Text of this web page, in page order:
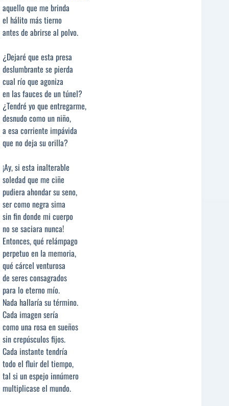
aquello que me brinda
el hálito más tierno
antes de abrirse al polvo.
¿Dejaré que esta presa
deslumbrante se pierda
cual río que agoniza
en las fauces de un túnel?
¿Tendré yo que entregarme,
desnudo como un niño,
a esa corriente impávida
que no deja su orilla?
¡Ay, si esta inalterable
soledad que me ciñe
pudiera ahondar su seno,
ser como negra sima
sin fin donde mi cuerpo
no se saciara nunca!
Entonces, qué relámpago
perpetuo en la memoria,
qué cárcel venturosa
de seres consagrados
para lo eterno mío.
Nada hallaría su término.
Cada imagen sería
como una rosa en sueños
sin crepúsculos fijos.
Cada instante tendría
todo el fluir del tiempo,
tal si un espejo innúmero
multiplicase el mundo.